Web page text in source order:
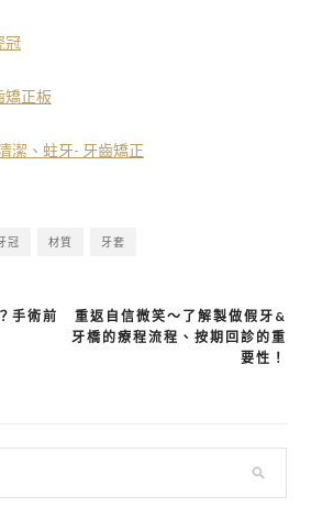
冠
矯正板
潔、蛀牙- 牙齒矯正
冠 材質 牙套
重返自信微笑～了解製做假牙&
牙橋的療程流程、按期回診的重
要性！
手術前